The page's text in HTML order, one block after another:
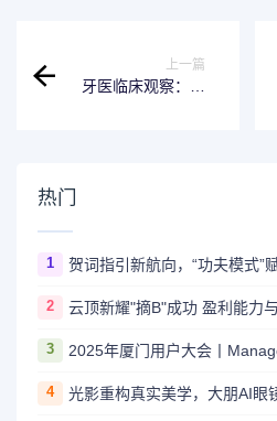
上一篇
牙医临床观察：锐
热门
1
2 云顶新耀"摘B"成功 盈利能力
3
4 光影重构真实美学，大朋AI眼